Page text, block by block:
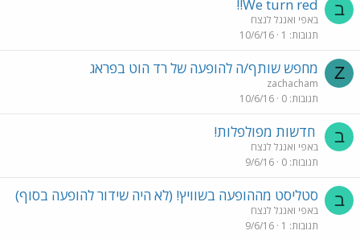
ב We turn red!!
באפי ואנגל לנצח
תגובות 1
10/6/16
Z מחפש שותף/ה להופעה של רד הוט בפראג
zachacham
תגובות 0
10/6/16
ב חדשות מפולפלות!
באפי ואנגל לנצח
תגובות 0
9/6/16
ב סטליסט מההופעה בשוויץ! (לא היה שידור להופעה בסוף)
באפי ואנגל לנצח
תגובות 1
9/6/16